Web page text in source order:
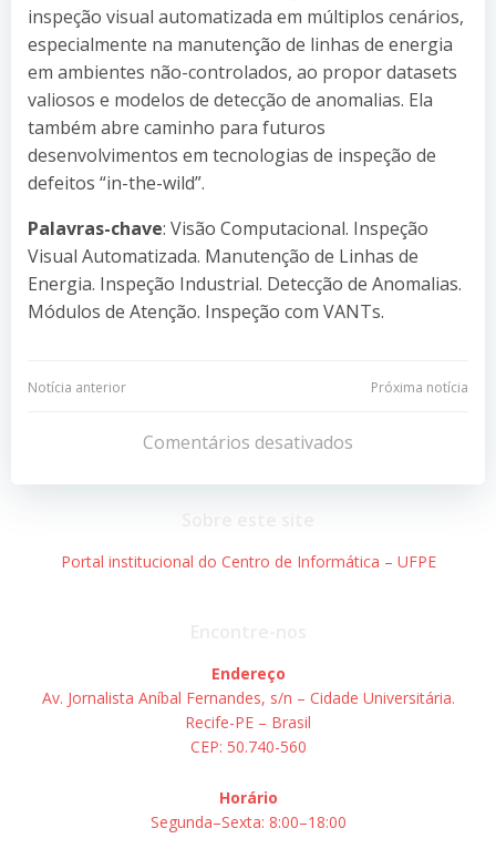
inspeção visual automatizada em múltiplos cenários,
especialmente na manutenção de linhas de energia
em ambientes não-controlados, ao propor datasets
valiosos e modelos de detecção de anomalias. Ela
também abre caminho para futuros
desenvolvimentos em tecnologias de inspeção de
defeitos “in-the-wild”.
Palavras-chave: Visão Computacional. Inspeção
Visual Automatizada. Manutenção de Linhas de
Energia. Inspeção Industrial. Detecção de Anomalias.
Módulos de Atenção. Inspeção com VANTs.
Navegação
Post
Notícia anterior
Navegação
de
Post
Próxima notícia
Comentários desativados
Portal institucional do Centro de Informática – UFPE
Endereço
Av. Jornalista Aníbal Fernandes, s/n – Cidade Universitária.
Recife-PE – Brasil
CEP: 50.740-560
Horário
Segunda–Sexta: 8:00–18:00